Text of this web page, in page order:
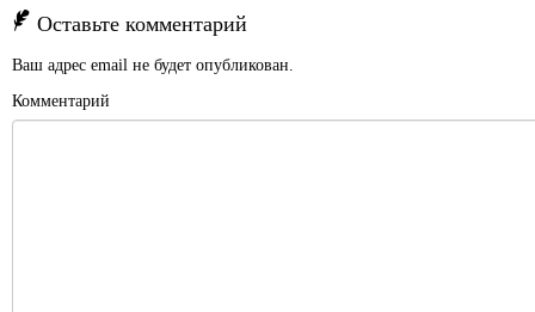
Оставьте комментарий
Ваш адрес email не будет опубликован.
Комментарий